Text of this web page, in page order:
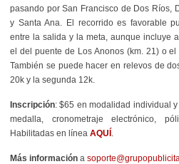
pasando por San Francisco de Dos Ríos,
y Santa Ana. El recorrido es favorable
entre la salida y la meta, aunque incluye
el del puente de Los Anonos (km. 21) o
También se puede hacer en relevos de
20k y la segunda 12k.
Inscripción:$65 en modalidad individual
medalla, cronometraje electrónico,
Habilitadas en línea AQUÍ
Más información a